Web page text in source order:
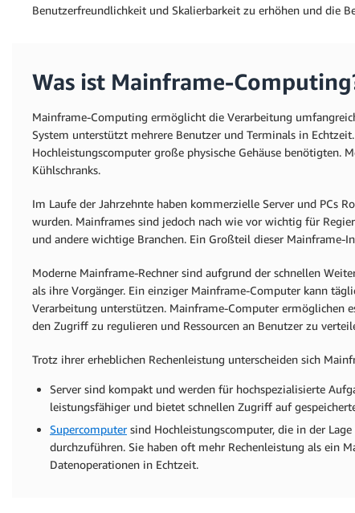
Benutzerfreundlichkeit und Skalierbarkeit zu erhöhen und die
Was ist Mainframe-
Mainframe-Computing ermöglicht die Verarbeitung
System unterstützt mehrere Benutzer und Terminals in
Hochleistungscomputer große physische Gehäuse benötigten.
Kühlschranks.
Im Laufe der Jahrzehnte haben kommerzielle Server und PCs
wurden. Mainframes sind jedoch nach wie vor wichtig für
und andere wichtige Branchen. Ein Großteil dieser
Moderne Mainframe-Rechner sind aufgrund der schnellen
als ihre Vorgänger. Ein einziger Mainframe-Computer kann
Verarbeitung unterstützen. Mainframe-Computer ermöglichen
den Zugriff zu regulieren und Ressourcen an Benutzer zu
Trotz ihrer erheblichen Rechenleistung unterscheiden sich
Server sind kompakt und werden für hochspezialisierte
leistungsfähiger und bietet schnellen Zugriff auf
Supercomputersind Hochleistungscomputer, die in der
durchzuführen. Sie haben oft mehr Rechenleistung als ein
Datenoperationen in Echtzeit.